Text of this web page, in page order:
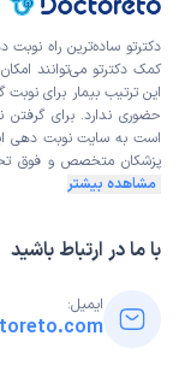
دکترتو ساده‌ترین راه نوبت‌
کمک دکترتو می‌توانند
این ترتیب بیمار برای
حضوری ندارد. برای گرفتن
است به سایت نوبت دهی
پزشکان متخصص و فوق
مشاهده بیشتر
با ما در ارتباط باشید
ایمیل: